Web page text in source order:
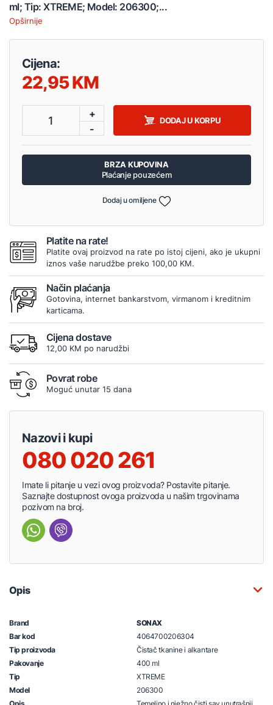
ml; Tip: XTREME; Model: 206300;...
Opširnije
Cijena:
22,95
1
+
-
DODAJ U KORPU
BRZA KUPOVINA
Plaćanje pouzećem
Dodaj u omiljene
Platite na rate!
Platite ovaj proizvod na rate po istoj cijeni, ako je ukupni
iznos vaše narudžbe preko 100,00 KM.
Način plaćanja
Gotovina, internet bankarstvom, virmanom i kreditnim
karticama.
Cijena dostave
12,00 KM po narudžbi
Povrat robe
Moguć unutar 15 dana
Nazovi i kupi
080 020 261
Imate li pitanje u vezi ovog proizvoda? Postavite pitanje.
Saznajte dostupnost ovoga proizvoda u našim trgovinama
pozivom na broj.
Opis
Brand
SONAX
Bar kod
4064700206304
Tip proizvoda
Čistač tkanine i alkantare
Pakovanje
400 ml
Tip
XTREME
Model
206300